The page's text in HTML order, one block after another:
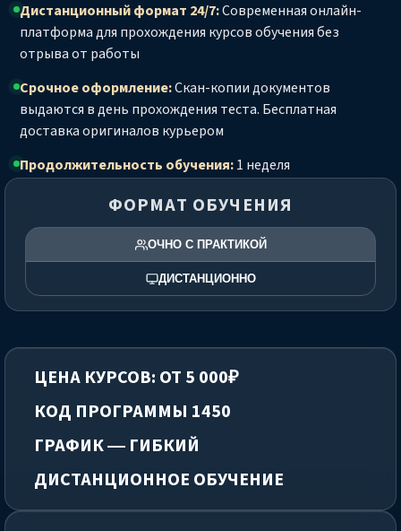
Дистанционный формат 24/7:Современная онлайн-
платформа для прохождения курсов обучения без
отрыва от работы
Срочное оформление:Скан-копии документов
выдаются в день прохождения теста. Бесплатная
доставка оригиналов курьером
Продолжительность обучения:1 неделя
ФОРМАТ ОБУЧЕНИЯ
ОЧНО С ПРАКТИКОЙ
ДИСТАНЦИОННО
ЦЕНА КУРСОВ: ОТ 5 000₽
КОД ПРОГРАММЫ 1450
ГРАФИК — ГИБКИЙ
ДИСТАНЦИОННОЕ ОБУЧЕНИЕ